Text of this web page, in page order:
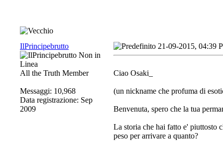
IlPrincipebrutto
All the Truth Member
Messaggi: 10,968
Data registrazione: Sep
2009
21-09-2015, 04:39
Ciao Osaki_
(un nickname che profuma di
Benvenuta, spero che la tua
La storia che hai fatto e' piuttosto
peso per arrivare a quanto?